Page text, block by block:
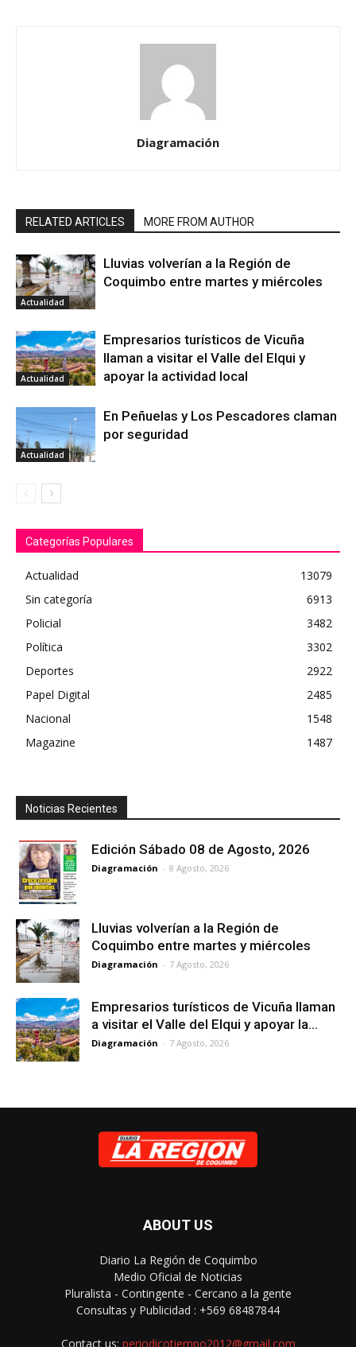
Diagramación
RELATED ARTICLES MORE FROM AUTHOR
Actualidad
Lluvias volverían a la Región de
Coquimbo entre martes y miércoles
Actualidad
Empresarios turísticos de Vicuña
llaman a visitar el Valle del Elqui y
apoyar la actividad local
Actualidad
En Peñuelas y Los Pescadores claman
por seguridad
Categorías Populares
Actualidad
13079
Sin categoría
6913
Policial
3482
Política
3302
Deportes
2922
Papel Digital
2485
Nacional
1548
Magazine
1487
Noticias Recientes
Edición Sábado 08 de Agosto, 2026
Diagramación - 8 Agosto, 2026
Lluvias volverían a la Región de
Coquimbo entre martes y miércoles
Diagramación - 7 Agosto, 2026
Empresarios turísticos de Vicuña llaman
a visitar el Valle del Elqui y apoyar la...
Diagramación - 7 Agosto, 2026
ABOUT US
Diario La Región de Coquimbo
Medio Oficial de Noticias
Pluralista - Contingente - Cercano a la gente
Consultas y Publicidad : +569 68487844
Contact us: periodicotiempo2012@gmail.com